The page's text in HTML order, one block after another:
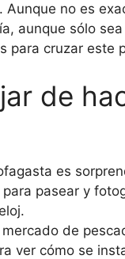
no es
aunque sólo
para cruzar este
de
es
pasear y
de
ver cómo se